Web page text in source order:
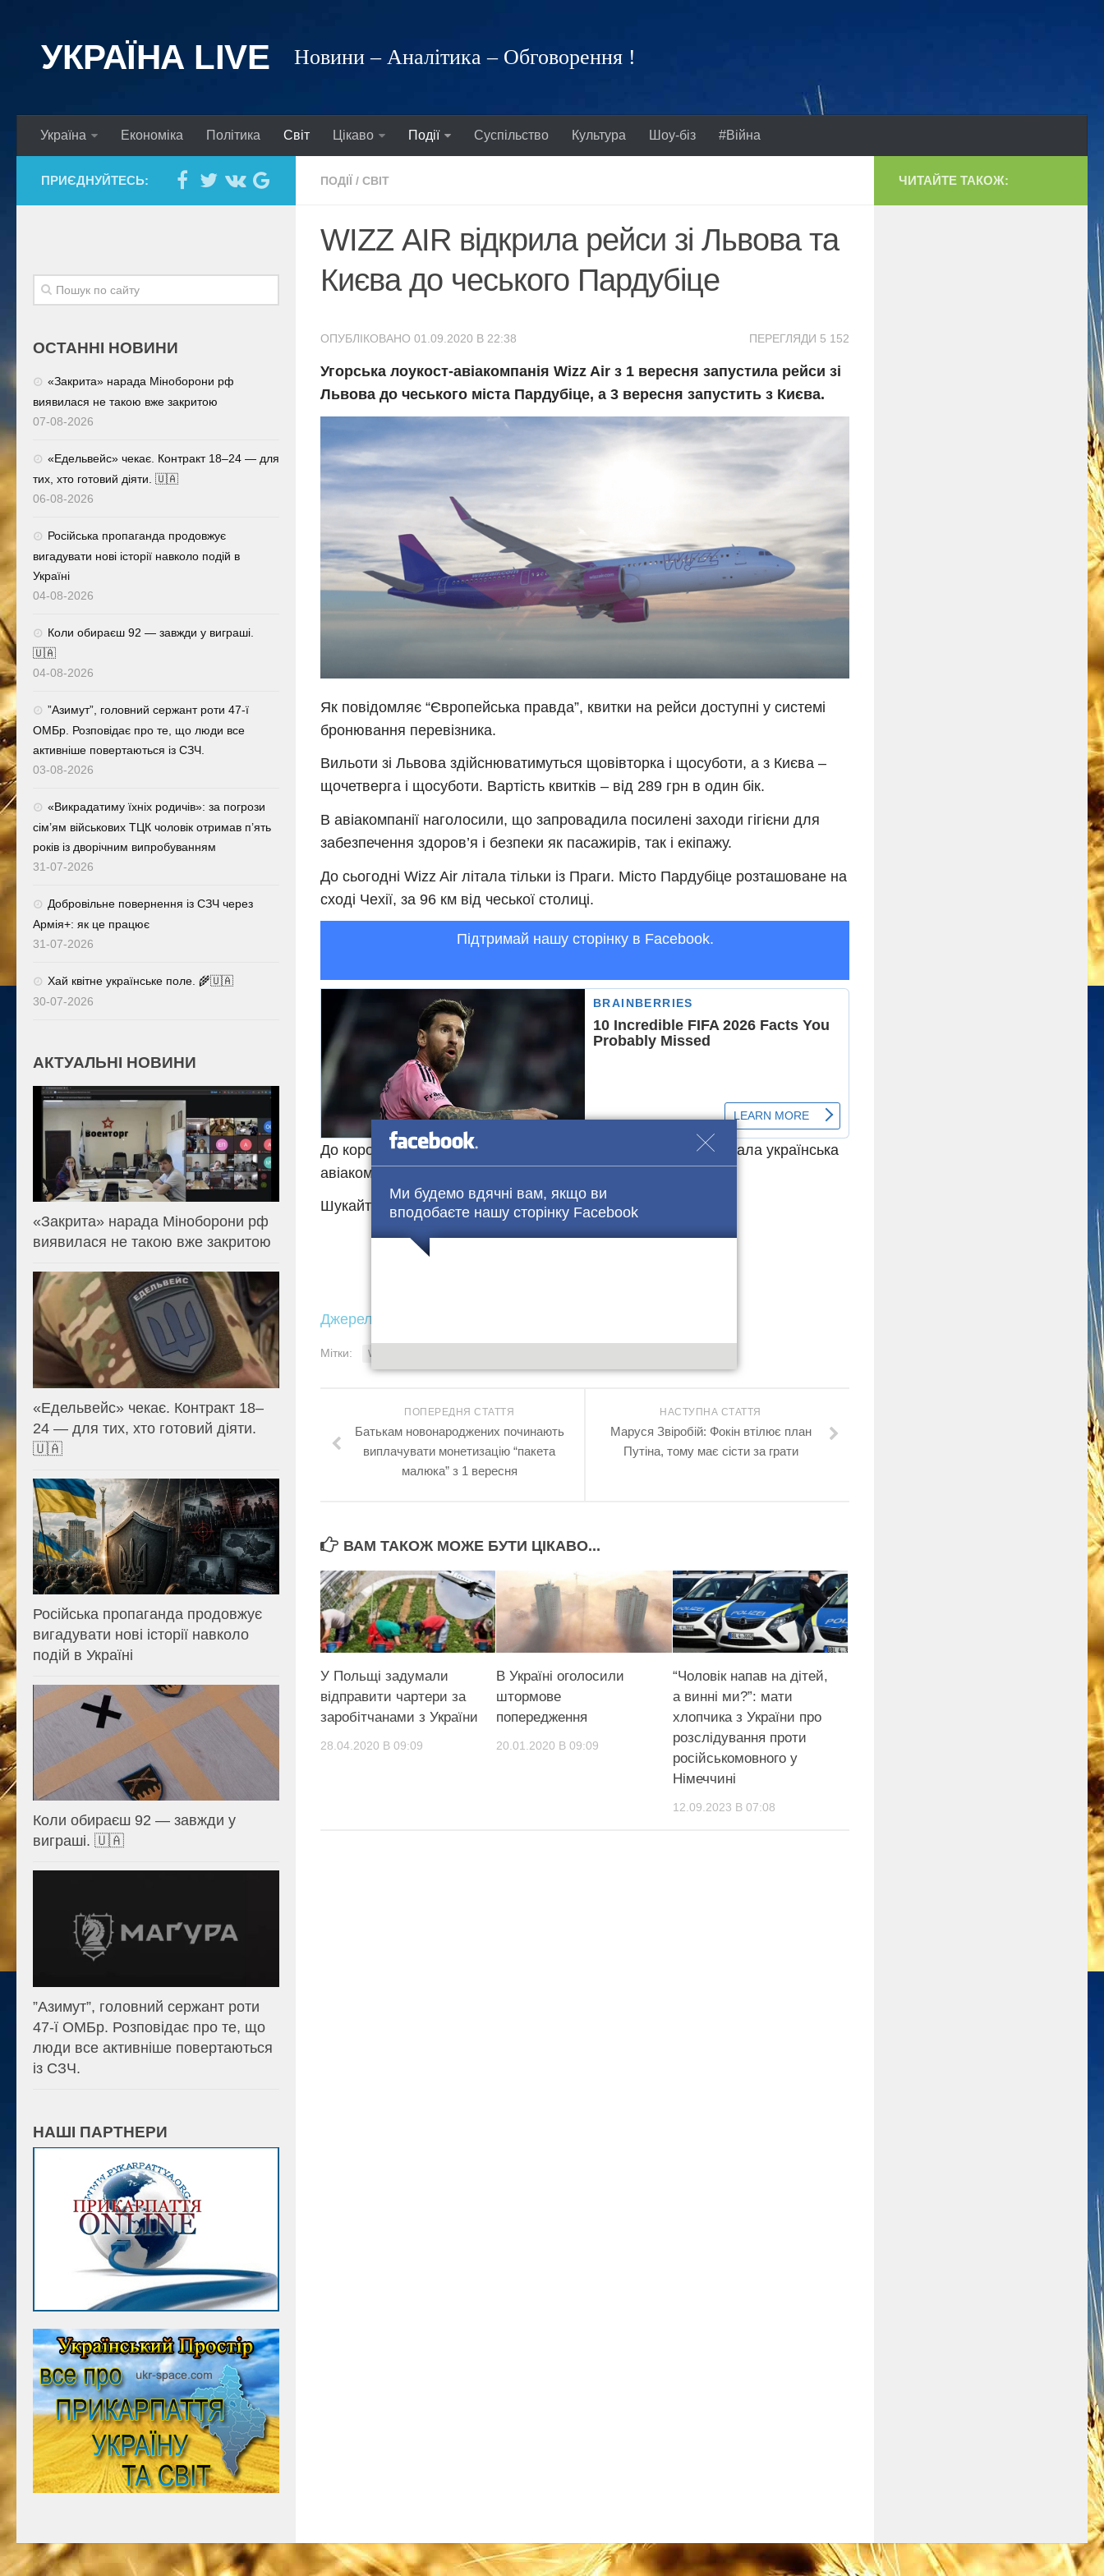
Ми будемо вдячні вам, якщо ви
вподобаєте нашу сторінку Facebook
УКРАЇНА LIVE Новини – Аналітика – Обговорення !
Україна Економіка Політика Світ Цікаво Події Суспільство Культура Шоу-біз #Війна
ПОДІЇ / СВІТ
WIZZ АIR відкрила рейси зі Львова та
Києва до чеського Пардубіце
ПЕРЕГЛЯДИ 5 152
ОПУБЛІКОВАНО 01.09.2020 В 22:38
Угорська лоукост-авіакомпанія Wizz Air з 1 вересня запустила рейси зі
Львова до чеського міста Пардубіце, а 3 вересня запустить з Києва.
Як повідомляє “Європейська правда”, квитки на рейси доступні у системі
бронювання перевізника.
Вильоти зі Львова здійснюватимуться щовівторка і щосуботи, а з Києва –
щочетверга і щосуботи. Вартість квитків – від 289 грн в один бік.
В авіакомпанії наголосили, що запровадила посилені заходи гігієни для
забезпечення здоров’я і безпеки як пасажирів, так і екіпажу.
До сьогодні Wizz Air літала тільки із Праги. Місто Пардубіце розташоване на
сході Чехії, за 96 км від чеської столиці.
Підтримай нашу сторінку в Facebook.
До коронавірусної кризи рейси із Києва в Пардубіце виконувала українська
авіакомпанія SkyUp Airlines.
Шукайте деталі в групіFacebook
Джерело.
Мітки: Wizz Air
НАСТУПНА СТАТТЯ
Маруся Звіробій: Фокін втілює план
Путіна, тому має сісти за грати
ПОПЕРЕДНЯ СТАТТЯ
Батькам новонароджених починають
виплачувати монетизацію “пакета
малюка” з 1 вересня
ВАМ ТАКОЖ МОЖЕ БУТИ ЦІКАВО...
У Польщі задумали
відправити чартери за
заробітчанами з України
28.04.2020 В 09:09
В Україні оголосили
штормове
попередження
20.01.2020 В 09:09
“Чоловік напав на дітей,
а винні ми?”: мати
хлопчика з України про
розслідування проти
російськомовного у
Німеччині
12.09.2023 В 07:08
ПРИЄДНУЙТЕСЬ:
ОСТАННІ НОВИНИ
«Закрита» нарада Міноборони рф
виявилася не такою вже закритою
07-08-2026
«Едельвейс» чекає. Контракт 18–24 — для
тих, хто готовий діяти. 🇺🇦
06-08-2026
Російська пропаганда продовжує
вигадувати нові історії навколо подій в
Україні
04-08-2026
Коли обираєш 92 — завжди у виграші.
🇺🇦
04-08-2026
⁨”Азимут”, головний сержант роти 47-ї
ОМБр. Розповідає про те, що люди все
активніше повертаються із СЗЧ.
03-08-2026
«Викрадатиму їхніх родичів»: за погрози
сім’ям військових ТЦК чоловік отримав п’ять
років із дворічним випробуванням
31-07-2026
Добровільне повернення із СЗЧ через
Армія+: як це працює
31-07-2026
Хай квітне українське поле. 🌾🇺🇦
30-07-2026
АКТУАЛЬНІ НОВИНИ
«Закрита» нарада Міноборони рф
виявилася не такою вже закритою
«Едельвейс» чекає. Контракт 18–
24 — для тих, хто готовий діяти.
🇺🇦
Російська пропаганда продовжує
вигадувати нові історії навколо
подій в Україні
Коли обираєш 92 — завжди у
виграші. 🇺🇦
⁨”Азимут”, головний сержант роти
47-ї ОМБр. Розповідає про те, що
люди все активніше повертаються
із СЗЧ.
НАШІ ПАРТНЕРИ
ЧИТАЙТЕ ТАКОЖ: